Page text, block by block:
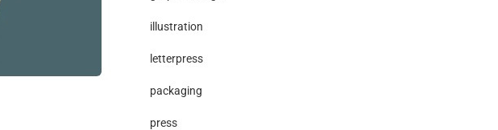
illustration
letterpress
packaging
press